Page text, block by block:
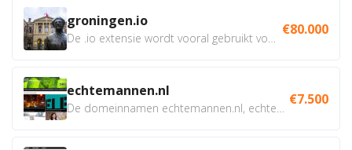
groningen.io €80.000
echtemannen.nl €7.500